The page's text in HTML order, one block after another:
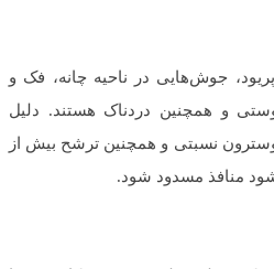
جوش‌هایی در ناحیه چانه، فک و
و همچنین دردناک هستند. دلیل
نسبتی و همچنین ترشح بیش از
منافذ مسدود شود.